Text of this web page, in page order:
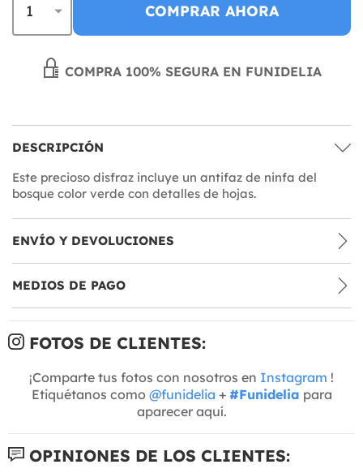
COMPRAR AHORA
COMPRA 100% SEGURA EN FUNIDELIA
DESCRIPCIÓN
Este precioso disfraz incluye un antifaz de ninfa del
bosque color verde con detalles de hojas.
ENVÍO Y DEVOLUCIONES
MEDIOS DE PAGO
FOTOS DE CLIENTES:
¡Comparte tus fotos con nosotros en Instagram !
Etiquétanos como @funidelia + #Funidelia para
aparecer aquí.
OPINIONES DE LOS CLIENTES: